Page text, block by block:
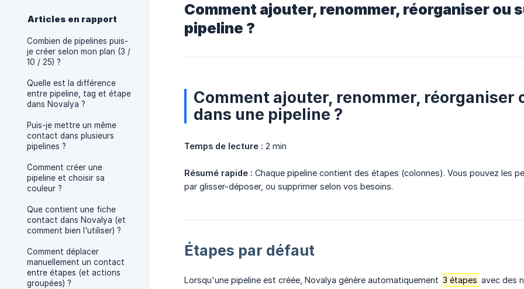
Articles en rapport
Combien de pipelines puis-
je créer selon mon plan (3 /
10 / 25) ?
Quelle est la différence
entre pipeline, tag et étape
dans Novalya ?
Puis-je mettre un même
contact dans plusieurs
pipelines ?
Comment créer une
pipeline et choisir sa
couleur ?
Que contient une fiche
contact dans Novalya (et
comment bien l'utiliser) ?
Comment déplacer
manuellement un contact
entre étapes (et actions
groupées) ?
Comment ajouter, renommer, réorganiser ou
pipeline ?
Comment ajouter, renommer, réorganiser
dans une pipeline ?
Temps de lecture : 2 min
Résumé rapide : Chaque pipeline contient des étapes (colonnes). Vous pouvez les
par glisser-déposer, ou supprimer selon vos besoins.
Étapes par défaut
Lorsqu'une pipeline est créée, Novalya génère automatiquement 3 étapes avec des